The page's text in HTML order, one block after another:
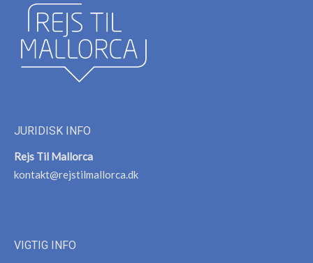
JURIDISK INFO
Rejs Til Mallorca
kontakt@rejstilmallorca.dk
VIGTIG INFO